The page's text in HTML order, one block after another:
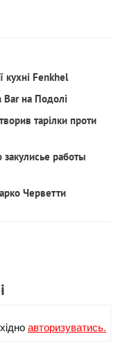
кухні Fenkhel
Bar на Подолі
тарілки проти
работы
Черветти
авторизуватись.